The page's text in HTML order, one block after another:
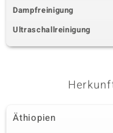
Dampfreinigung
Ultraschallreinigung
Äthiopien